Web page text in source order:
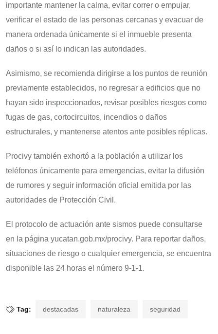
importante mantener la calma, evitar correr o empujar,
verificar el estado de las personas cercanas y evacuar de
manera ordenada únicamente si el inmueble presenta
daños o si así lo indican las autoridades.
Asimismo, se recomienda dirigirse a los puntos de reunión
previamente establecidos, no regresar a edificios que no
hayan sido inspeccionados, revisar posibles riesgos como
fugas de gas, cortocircuitos, incendios o daños
estructurales, y mantenerse atentos ante posibles réplicas.
Procivy también exhortó a la población a utilizar los
teléfonos únicamente para emergencias, evitar la difusión
de rumores y seguir información oficial emitida por las
autoridades de Protección Civil.
El protocolo de actuación ante sismos puede consultarse
en la página yucatan.gob.mx/procivy. Para reportar daños,
situaciones de riesgo o cualquier emergencia, se encuentra
disponible las 24 horas el número 9-1-1.
Tag: destacadas naturaleza seguridad